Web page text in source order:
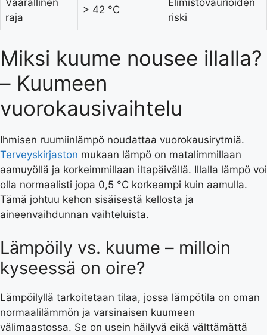
raja
> 42 °C
riski
Miksi kuume nousee illalla?
– Kuumeen
vuorokausivaihtelu
Ihmisen ruumiinlämpö noudattaa vuorokausirytmiä.
Terveyskirjaston mukaan lämpö on matalimmillaan
aamuyöllä ja korkeimmillaan iltapäivällä. Illalla lämpö voi
olla normaalisti jopa 0,5 °C korkeampi kuin aamulla.
Tämä johtuu kehon sisäisestä kellosta ja
aineenvaihdunnan vaihteluista.
Lämpöily vs. kuume – milloin
kyseessä on oire?
Lämpöilyllä tarkoitetaan tilaa, jossa lämpötila on oman
normaalilämmön ja varsinaisen kuumeen
välimaastossa. Se on usein häilyvä eikä välttämättä